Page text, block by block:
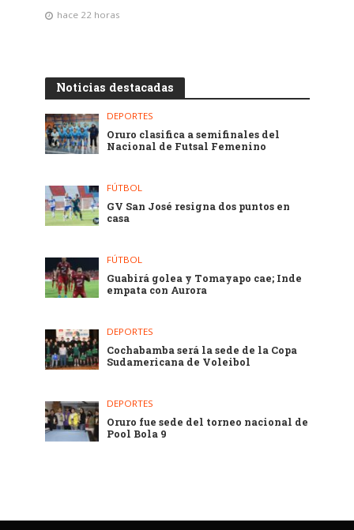
hace 22 horas
Noticias destacadas
DEPORTES
Oruro clasifica a semifinales del
Nacional de Futsal Femenino
FÚTBOL
GV San José resigna dos puntos en
casa
FÚTBOL
Guabirá golea y Tomayapo cae; Inde
empata con Aurora
DEPORTES
Cochabamba será la sede de la Copa
Sudamericana de Voleibol
DEPORTES
Oruro fue sede del torneo nacional de
Pool Bola 9